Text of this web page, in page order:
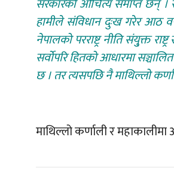
सरकारको औचित्य समाप्त छन् ।
हामीले संविधान दुःख गरेर आठ
नेपालको परराष्ट्र नीति संयु्क्त
सर्वोपरि हितको आधारमा
छ । तर त्यसपछि नै माथिल्लो
माथिल्लो कर्णाली र